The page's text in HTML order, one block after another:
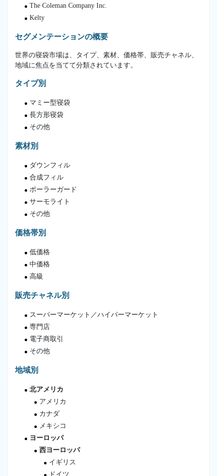
The Coleman Company Inc.
Kelty
セグメンテーションの概要
世界の寝袋市場は、タイプ、素材、価格帯、販売チャネル、
地域に焦点を当てて分類されています。
タイプ別
マミー型寝袋
長方形寝袋
その他
素材別
ダウンフィル
合成フィル
ポーラーガード
サーモライト
その他
価格帯別
低価格
中価格
高級
販売チャネル別
スーパーマーケット／ハイパーマーケット
専門店
電子商取引
その他
地域別
北アメリカ
アメリカ
カナダ
メキシコ
ヨーロッパ
西ヨーロッパ
イギリス
ドイツ